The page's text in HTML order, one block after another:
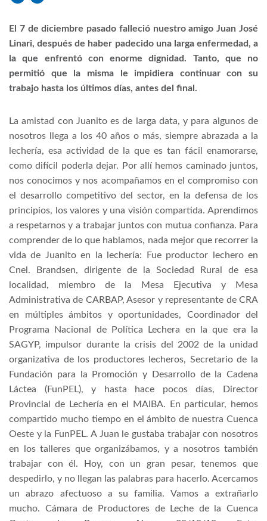
El 7 de diciembre pasado falleció nuestro amigo Juan José
Linari, después de haber padecido una larga enfermedad, a
la que enfrentó con enorme dignidad. Tanto, que no
permitió que la misma le impidiera continuar con su
trabajo hasta los últimos días, antes del final.
La amistad con Juanito es de larga data, y para algunos de
nosotros llega a los 40 años o más, siempre abrazada a la
lechería, esa actividad de la que es tan fácil enamorarse,
como difícil poderla dejar. Por allí hemos caminado juntos,
nos conocimos y nos acompañamos en el compromiso con
el desarrollo competitivo del sector, en la defensa de los
principios, los valores y una visión compartida. Aprendimos
a respetarnos y a trabajar juntos con mutua confianza. Para
comprender de lo que hablamos, nada mejor que recorrer la
vida de Juanito en la lechería: Fue productor lechero en
Cnel. Brandsen, dirigente de la Sociedad Rural de esa
localidad, miembro de la Mesa Ejecutiva y Mesa
Administrativa de CARBAP, Asesor y representante de CRA
en múltiples ámbitos y oportunidades, Coordinador del
Programa Nacional de Política Lechera en la que era la
SAGYP, impulsor durante la crisis del 2002 de la unidad
organizativa de los productores lecheros, Secretario de la
Fundación para la Promoción y Desarrollo de la Cadena
Láctea (FunPEL), y hasta hace pocos días, Director
Provincial de Lechería en el MAIBA. En particular, hemos
compartido mucho tiempo en el ámbito de nuestra Cuenca
Oeste y la FunPEL. A Juan le gustaba trabajar con nosotros
en los talleres que organizábamos, y a nosotros también
trabajar con él. Hoy, con un gran pesar, tenemos que
despedirlo, y no llegan las palabras para hacerlo. Acercamos
un abrazo afectuoso a su familia. Vamos a extrañarlo
mucho. Cámara de Productores de Leche de la Cuenca